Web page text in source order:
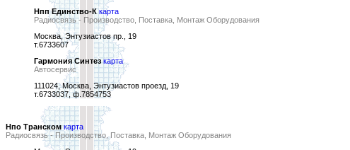
Нпп Единство-К карта
Радиосвязь - Производство, Поставка, Монтаж Оборудования
Москва, Энтузиастов пр., 19
т.6733607
Гармония Синтез карта
Автосервис
111024, Москва, Энтузиастов проезд, 19
т.6733037, ф.7854753
Нпо Транском карта
Радиосвязь - Производство, Поставка, Монтаж Оборудования